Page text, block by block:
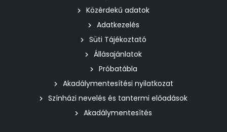
Közérdekű adatok
Adatkezelés
Süti Tájékoztató
Állásajánlatok
Próbatábla
Akadálymentesítési nyilatkozat
Színházi nevelés és tantermi előadások
Akadálymentesítés